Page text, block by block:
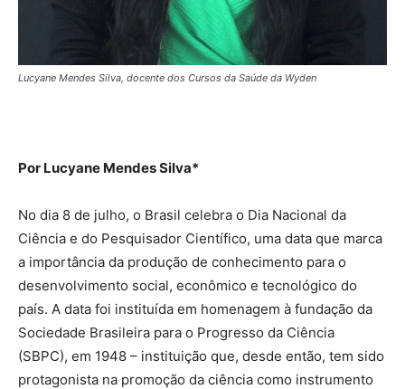
Lucyane Mendes Silva, docente dos Cursos da Saúde da Wyden
Por Lucyane Mendes Silva*
No dia 8 de julho, o Brasil celebra o Dia Nacional da
Ciência e do Pesquisador Científico, uma data que marca
a importância da produção de conhecimento para o
desenvolvimento social, econômico e tecnológico do
país. A data foi instituída em homenagem à fundação da
Sociedade Brasileira para o Progresso da Ciência
(SBPC), em 1948 – instituição que, desde então, tem sido
protagonista na promoção da ciência como instrumento